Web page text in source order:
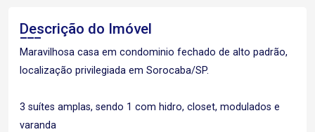
Descrição do Imóvel
Maravilhosa casa em condominio fechado de alto padrão,
localização privilegiada em Sorocaba/SP.
3 suítes amplas, sendo 1 com hidro, closet, modulados e
varanda